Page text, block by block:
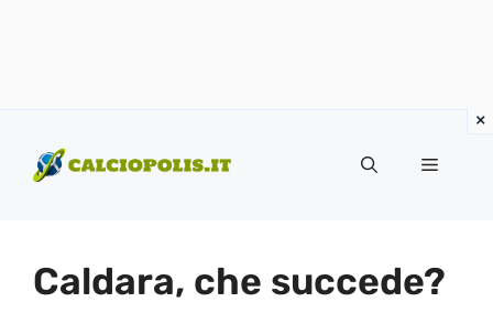
contenuto
Menu
Caldara, che succede?